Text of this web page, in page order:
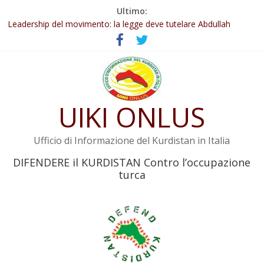
Ultimo:
Abdullah Öcalan: Le legge negativa deve essere trasformata in
Leadership del movimento: la legge deve tutelare Abdullah
Öcalan e l’intero movimento
Commissione donne del KNK: Şengal è di nuovo sotto minaccia
Non tenere conto della situazione di Rêber Apo ostacolerebbe
Il KNK chiede un’azione internazionale contro i crimini di guerra
UIKI ONLUS
Ufficio di Informazione del Kurdistan in Italia
DIFENDERE il KURDISTAN Contro l’occupazione
turca